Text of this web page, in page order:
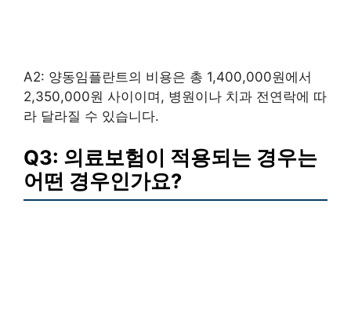
A2: 양동임플란트의 비용은 총 1,400,000원에서
2,350,000원 사이이며, 병원이나 치과 전연락에 따
라 달라질 수 있습니다.
Q3: 의료보험이 적용되는 경우는
어떤 경우인가요?